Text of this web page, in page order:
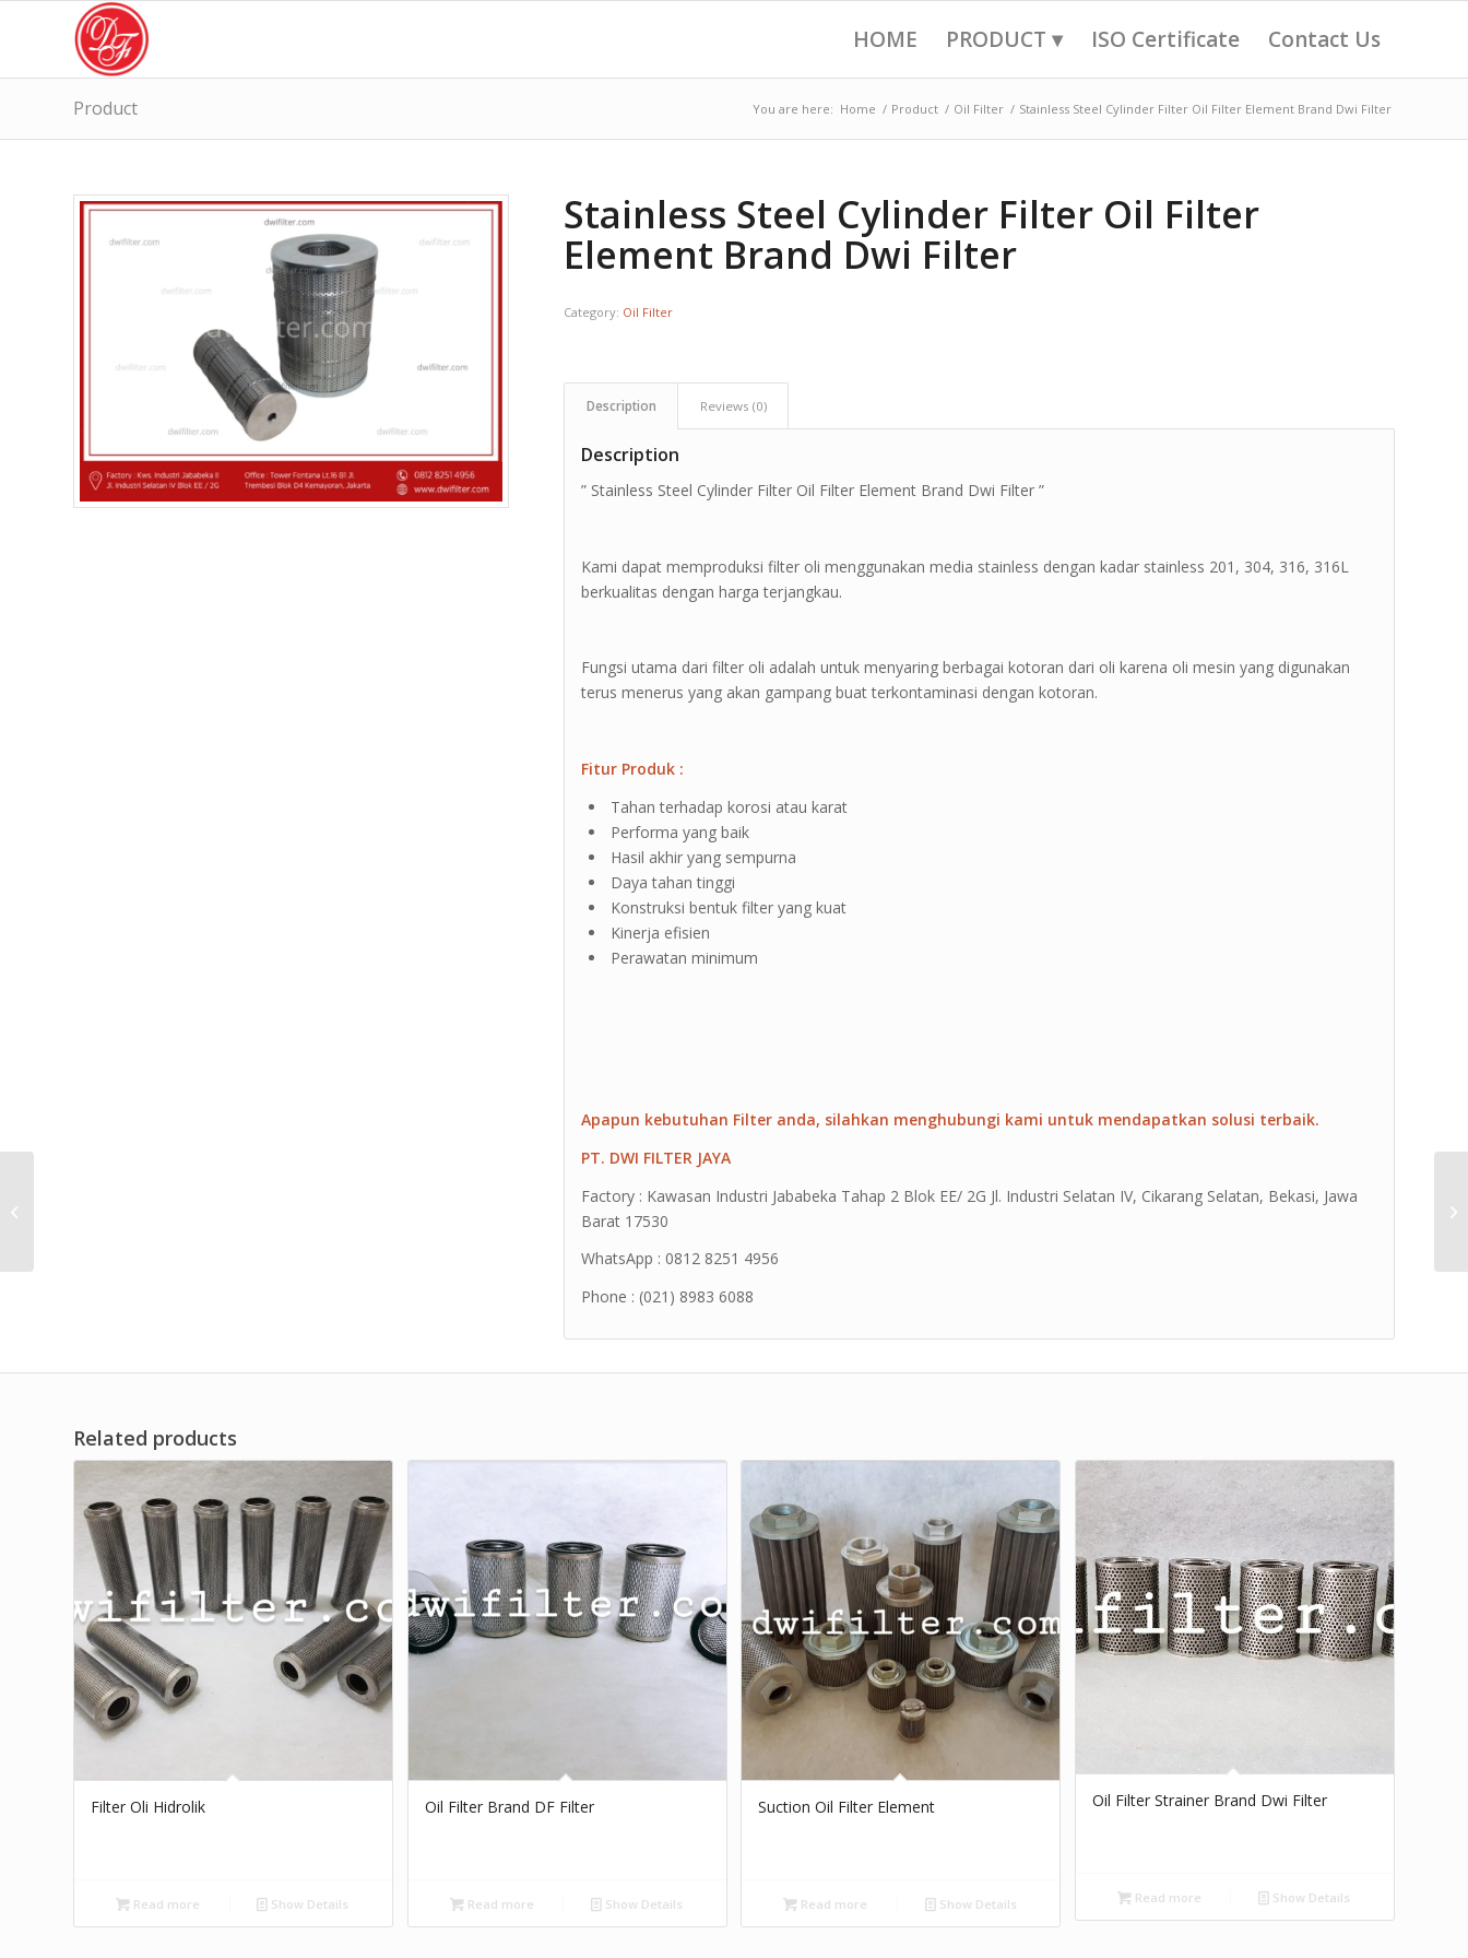
HOME PRODUCT ▾ ISO Certificate Contact Us
Product You are here: Home / Product / Oil Filter / Stainless Steel Cylinder Filter Oil Filter Element Brand Dwi Filter
Stainless Steel Cylinder Filter Oil Filter
Element Brand Dwi Filter
Category: Oil Filter
Description Reviews (0)
Description
” Stainless Steel Cylinder Filter Oil Filter Element Brand Dwi Filter ”
Kami dapat memproduksi filter oli menggunakan media stainless dengan kadar stainless 201, 304, 316, 316L
berkualitas dengan harga terjangkau.
Fungsi utama dari filter oli adalah untuk menyaring berbagai kotoran dari oli karena oli mesin yang digunakan
terus menerus yang akan gampang buat terkontaminasi dengan kotoran.
Fitur Produk :
Tahan terhadap korosi atau karat
Performa yang baik
Hasil akhir yang sempurna
Daya tahan tinggi
Konstruksi bentuk filter yang kuat
Kinerja efisien
Perawatan minimum
Apapun kebutuhan Filter anda, silahkan menghubungi kami untuk mendapatkan solusi terbaik.
PT. DWI FILTER JAYA
Factory : Kawasan Industri Jababeka Tahap 2 Blok EE/ 2G Jl. Industri Selatan IV, Cikarang Selatan, Bekasi, Jawa
Barat 17530
WhatsApp : 0812 8251 4956
Phone : (021) 8983 6088
Related products
Filter Oli Hidrolik
Read more Show Details
Oil Filter Brand DF Filter
Read more Show Details
Suction Oil Filter Element
Read more Show Details
Oil Filter Strainer Brand Dwi Filter
Read more Show Details